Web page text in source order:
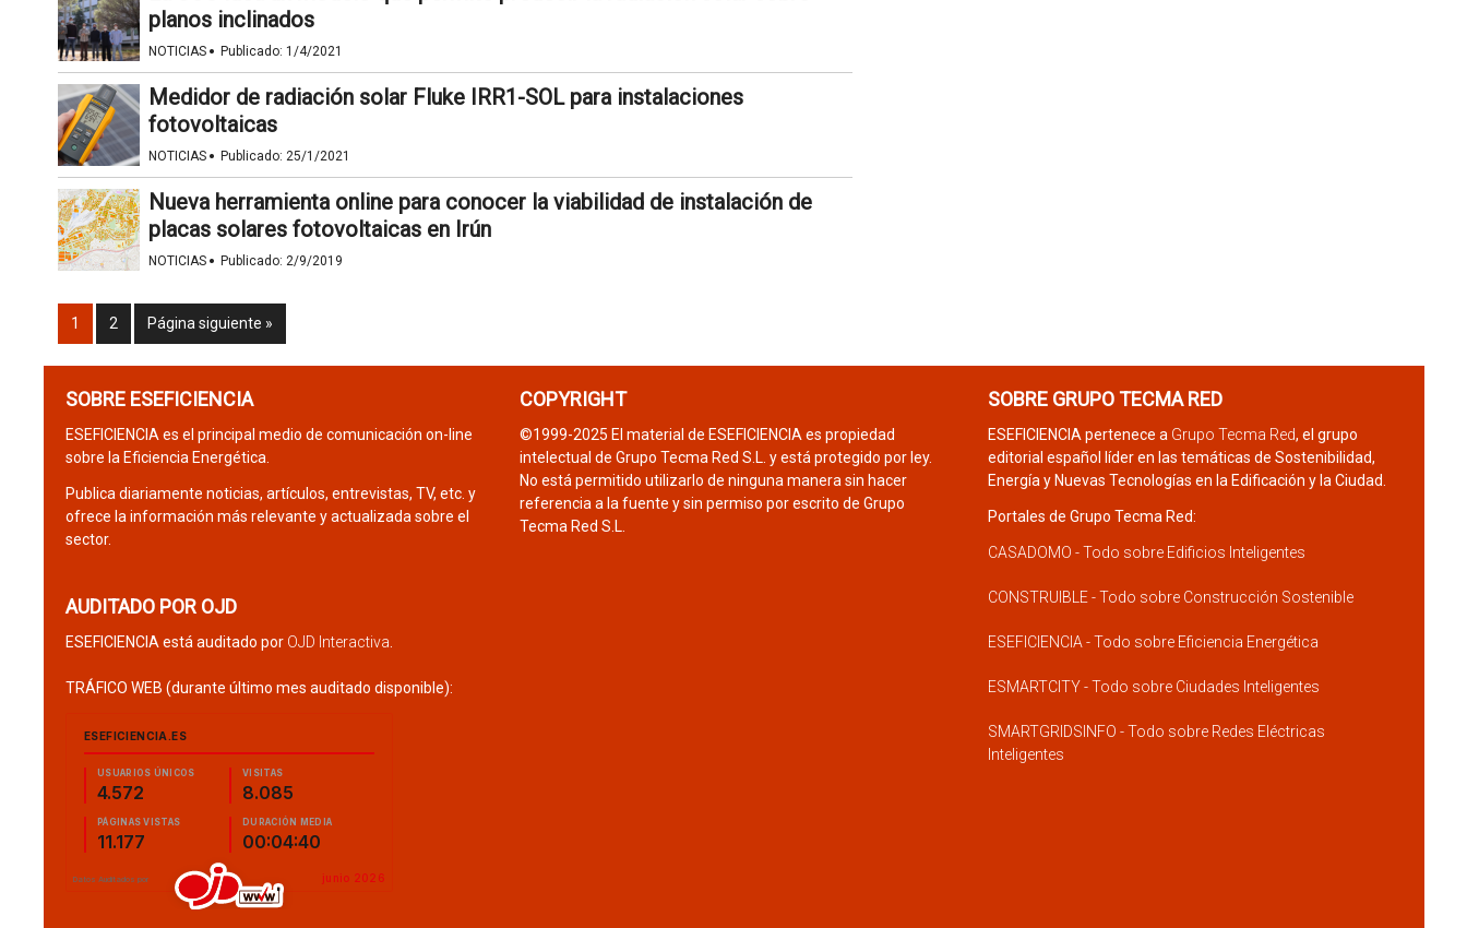
planos inclinados
NOTICIAS · Publicado: 1/4/2021
Medidor de radiación solar Fluke IRR1-SOL para instalaciones
fotovoltaicas
NOTICIAS · Publicado: 25/1/2021
Nueva herramienta online para conocer la viabilidad de instalación de
placas solares fotovoltaicas en Irún
NOTICIAS · Publicado: 2/9/2019
1 2 Página siguiente »
SOBRE ESEFICIENCIA
ESEFICIENCIA es el principal medio de comunicación on-line
sobre la Eficiencia Energética.
Publica diariamente noticias, artículos, entrevistas, TV, etc. y
ofrece la información más relevante y actualizada sobre el
sector.
AUDITADO POR OJD
ESEFICIENCIA está auditado por OJD Interactiva
TRÁFICO WEB (durante último mes auditado disponible):
COPYRIGHT
©1999-2025 El material de ESEFICIENCIA es propiedad
intelectual de Grupo Tecma Red S.L. y está protegido por ley.
No está permitido utilizarlo de ninguna manera sin hacer
referencia a la fuente y sin permiso por escrito de Grupo
Tecma Red S.L.
SOBRE GRUPO TECMA RED
ESEFICIENCIA pertenece a Grupo Tecma Red, el grupo
editorial español líder en las temáticas de Sostenibilidad,
Energía y Nuevas Tecnologías en la Edificación y la Ciudad.
Portales de Grupo Tecma Red:
CASADOMO - Todo sobre Edificios Inteligentes
CONSTRUIBLE - Todo sobre Construcción Sostenible
ESEFICIENCIA - Todo sobre Eficiencia Energética
ESMARTCITY - Todo sobre Ciudades Inteligentes
SMARTGRIDSINFO - Todo sobre Redes Eléctricas
Inteligentes